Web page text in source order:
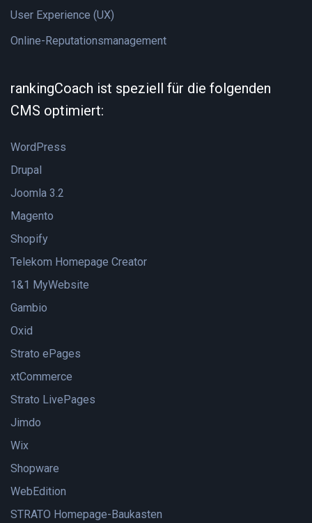
User Experience (UX)
Online-Reputationsmanagement
rankingCoach ist speziell für die folgenden
CMS optimiert:
WordPress
Drupal
Joomla 3.2
Magento
Shopify
Telekom Homepage Creator
1&1 MyWebsite
Gambio
Oxid
Strato ePages
xtCommerce
Strato LivePages
Jimdo
Wix
Shopware
WebEdition
STRATO Homepage-Baukasten